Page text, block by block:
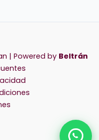
| Powered by Beltrán